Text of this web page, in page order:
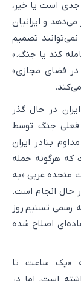
جدی است یا خیر،
می‌دهد و ایرانیان
تصمیم
کند یا جنگ.»
در فضای مجازی»
در حال گذر
فعلی جنگ توسط
بنادر ایران
که هرگونه حمله
متحده عربی «به
حال انجام است.
رسمی تسنیم روز
گزارش داد که ایران یک طرح صلح ۱۴ ماده‌ای اصلاح شده
«یک ساعت تا